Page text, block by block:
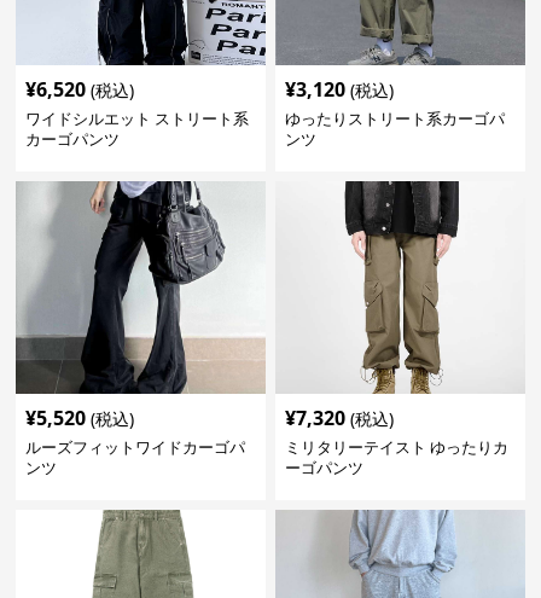
¥6,520 (税込)
ワイドシルエット ストリート系
カーゴパンツ
¥3,120 (税込)
ゆったりストリート系カーゴパ
ンツ
¥5,520 (税込)
ルーズフィットワイドカーゴパ
ンツ
¥7,320 (税込)
ミリタリーテイスト ゆったりカ
ーゴパンツ